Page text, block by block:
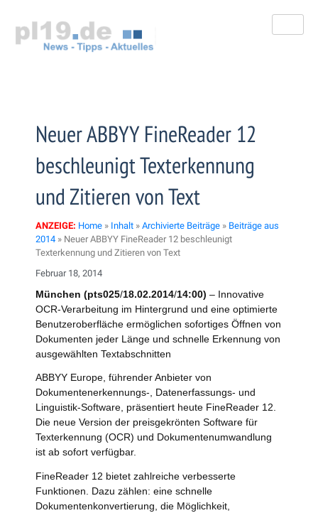
springen
Neuer ABBYY FineReader 12
beschleunigt Texterkennung
und Zitieren von Text
ANZEIGE: Home » Inhalt » Archivierte Beiträge » Beiträge aus
2014 » Neuer ABBYY FineReader 12 beschleunigt
Texterkennung und Zitieren von Text
Februar 18, 2014
München (pts025/18.02.2014/14:00) – Innovative
OCR-Verarbeitung im Hintergrund und eine optimierte
Benutzeroberfläche ermöglichen sofortiges Öffnen von
Dokumenten jeder Länge und schnelle Erkennung von
ausgewählten Textabschnitten
ABBYY Europe, führender Anbieter von
Dokumentenerkennungs-, Datenerfassungs- und
Linguistik-Software, präsentiert heute FineReader 12.
Die neue Version der preisgekrönten Software für
Texterkennung (OCR) und Dokumentenumwandlung
ist ab sofort verfügbar.
FineReader 12 bietet zahlreiche verbesserte
Funktionen. Dazu zählen: eine schnelle
Dokumentenkonvertierung, die Möglichkeit,